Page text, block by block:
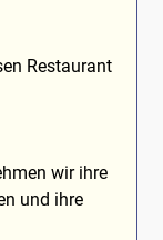
Restaurant
wir ihre
und ihre